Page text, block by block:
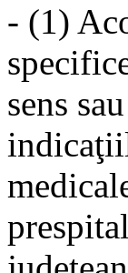
- (1)
sens